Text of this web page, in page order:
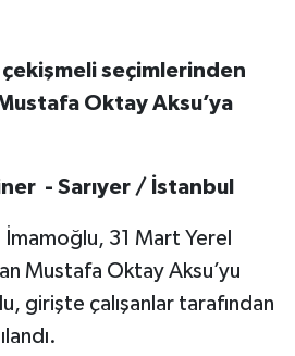
çekişmeli seçimlerinden
Oktay Aksu’ya
- Sarıyer / İstanbul
İmamoğlu, 31 Mart Yerel
Mustafa Oktay Aksu’yu
girişte çalışanlar tarafından